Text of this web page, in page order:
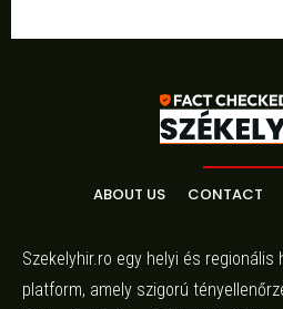
ABOUT US CONTACT
Szekelyhir.ro egy helyi és
platform, amely szigorú